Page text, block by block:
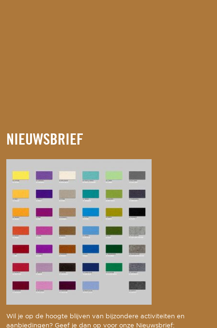
NIEUWSBRIEF
Wil je op de hoogte blijven van bijzondere activiteiten en
aanbiedingen? Geef je dan op voor onze Nieuwsbrief: